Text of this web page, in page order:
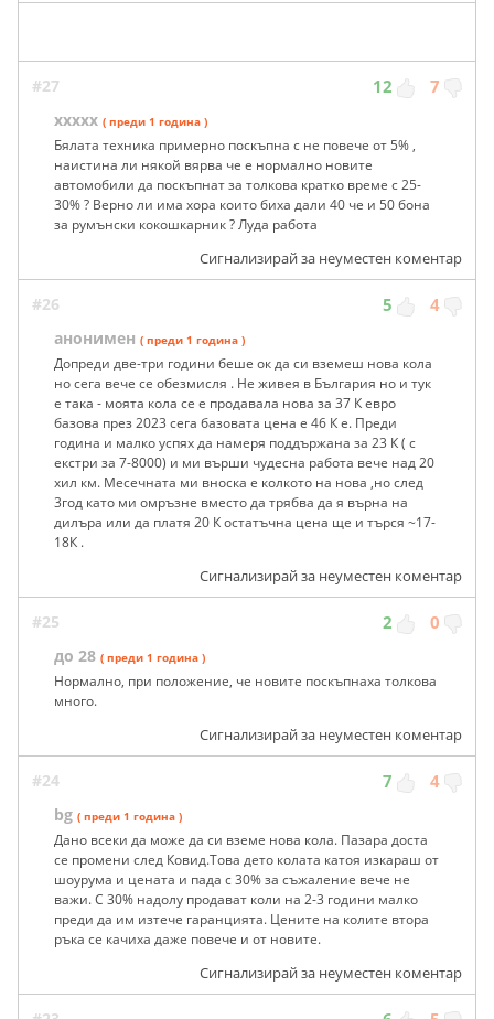
#27 12 7
ххххх ( преди 1 година )
Бялата техника примерно поскъпна с не повече от 5% ,
наистина ли някой вярва че е нормално новите
автомобили да поскъпнат за толкова кратко време с 25-
30% ? Верно ли има хора които биха дали 40 че и 50 бона
за румънски кокошкарник ? Луда работа
Сигнализирай за неуместен коментар
#26 5 4
анонимен ( преди 1 година )
Допреди две-три години беше ок да си вземеш нова кола
но сега вече се обезмисля . Не живея в България но и тук
е така - моята кола се е продавала нова за 37 К евро
базова през 2023 сега базовата цена е 46 К е. Преди
година и малко успях да намеря поддържана за 23 К ( с
екстри за 7-8000) и ми върши чудесна работа вече над 20
хил км. Месечната ми вноска е колкото на нова ,но след
3год като ми омръзне вместо да трябва да я върна на
дилъра или да платя 20 К остатъчна цена ще и търся ~17-
18К .
Сигнализирай за неуместен коментар
#25 2 0
до 28 ( преди 1 година )
Нормално, при положение, че новите поскъпнаха толкова
много.
Сигнализирай за неуместен коментар
#24 7 4
bg ( преди 1 година )
Дано всеки да може да си вземе нова кола. Пазара доста
се промени след Ковид.Това дето колата катоя изкараш от
шоурума и цената и пада с 30% за съжаление вече не
важи. С 30% надолу продават коли на 2-3 години малко
преди да им изтече гаранцията. Цените на колите втора
ръка се качиха даже повече и от новите.
Сигнализирай за неуместен коментар